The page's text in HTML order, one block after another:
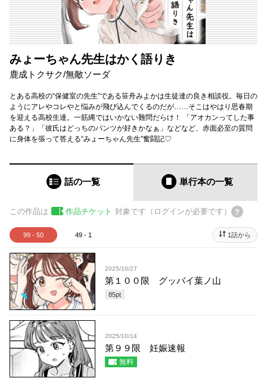
みょーちゃん先生はかく語りき
鹿成トクサク/無敵ソーダ
とある高校の“保健室の先生”である笹舟みよかは生徒達の良き相談役。毎日の
ようにアレやコレやと悩みが飛び込んでくるのだが……そこはやはり思春期
を迎える高校生達。一筋縄ではいかない難問だらけ！ 「アオカンってした事
ある？」「彼氏はどっちのパンツが好きかなぁ」などなど、赤面必至の質問
に身体を張って答える“みょーちゃん先生”奮闘記♡
話の一覧 単行本の一覧
この作品は 作品チケット 対象です（ログインが必要です）
99 - 50 49 - 1 1話から
2025/10/27
第１００限 グッバイ葉ノ山
85pt
2025/10/14
第９９限 妊娠速報
無料